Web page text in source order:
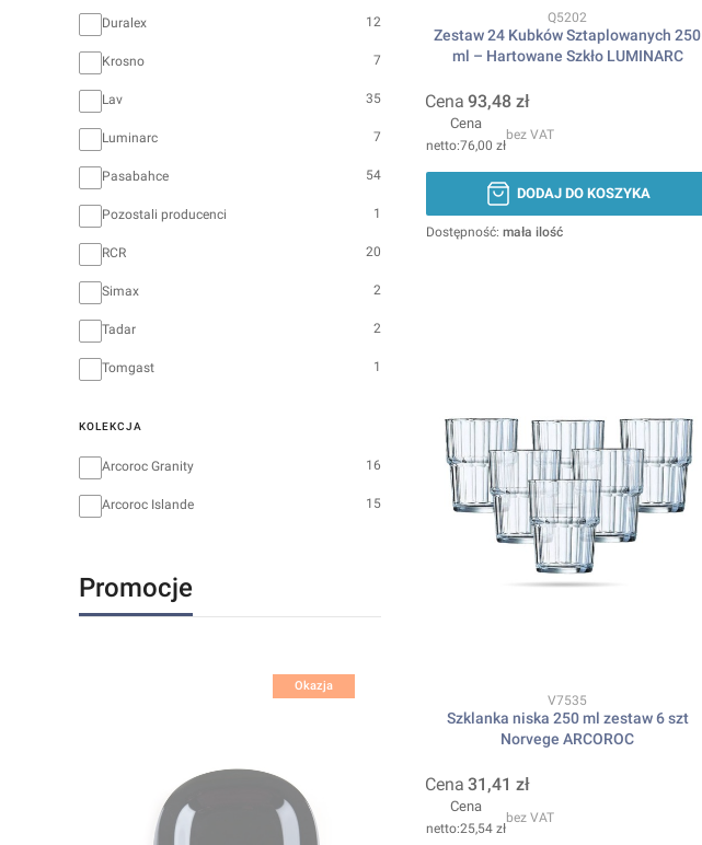
Duralex 12
Krosno 7
Lav 35
Luminarc 7
Pasabahce 54
Pozostali producenci 1
RCR 20
Simax 2
Tadar 2
Tomgast 1
KOLEKCJA
Kolekcja
Arcoroc Granity 16
Arcoroc Islande 15
Promocje
Okazja
Kod produktu
Q5202
Zestaw 24 Kubków Sztaplowanych 250
ml – Hartowane Szkło LUMINARC
Cena 93,48 zł
Cena
76,00 zł
bez VAT
DODAJ DO KOSZYKA
Dostępność: mała ilość
Kod produktu
V7535
Szklanka niska 250 ml zestaw 6 szt
Norvege ARCOROC
Cena 31,41 zł
Cena
25,54 zł
bez VAT